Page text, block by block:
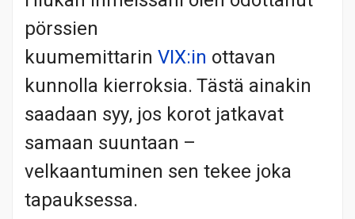
pörssien
kuumemittarin VIX:in ottavan
kunnolla kierroksia. Tästä ainakin
saadaan syy, jos korot jatkavat
samaan suuntaan –
velkaantuminen sen tekee joka
tapauksessa.